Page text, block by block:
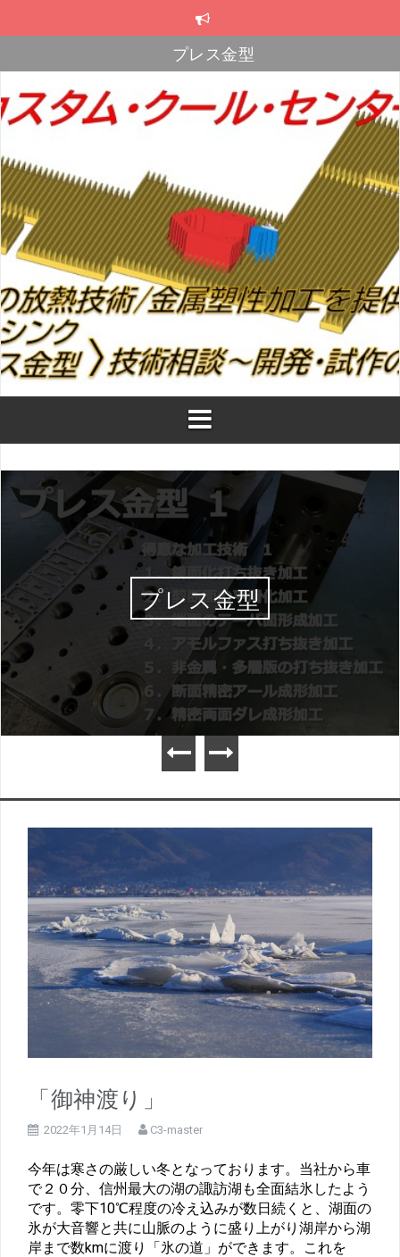
ン
へ
ス
ッ
プ
プレス金型
スカイブ・ヒートシンク
プレス金型
プレス金型
「御神渡り」
2022年1月14日 C3-master
今年は寒さの厳しい冬となっております。当社から車
で２０分、信州最大の湖の諏訪湖も全面結氷したよう
です。零下10℃程度の冷え込みが数日続くと、湖面の
氷が大音響と共に山脈のように盛り上がり湖岸から湖
岸まで数kmに渡り「氷の道」ができます。これを